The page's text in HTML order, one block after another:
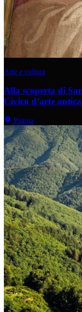
Arte e cultura
Alla scoperta di
Civico d’arte antica
Pistoia